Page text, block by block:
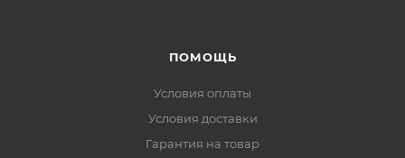
ПОМОЩЬ
Условия оплаты
Условия доставки
Гарантия на товар